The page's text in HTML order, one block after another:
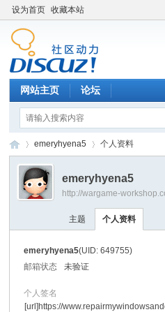
设为首页 收藏本站
网站主页 论坛
›
emeryhyena5 个人资料
emeryhyena5
http://wargame-
主题 个人资料
emeryhyena5(UID: 649755)
邮箱状态
未验证
个人签名
[url]https://